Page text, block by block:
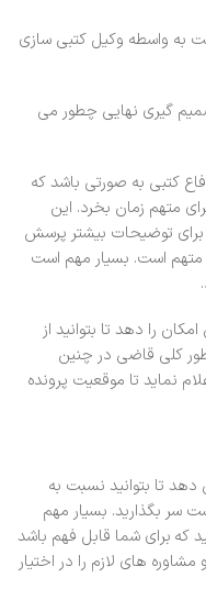
به واسطه وکیل کتبی سازی
گیری نهایی چطور می
کتبی به صورتی باشد که
متهم زمان بخرد. این
برای توضیحات بیشتر پرسش
است. بسیار مهم است
را دهد تا بتوانید از
طور کلی قاضی در چنین
نماید تا موقعیت پرونده
دهد تا بتوانید نسبت به
سر بگذارید. بسیار مهم
که برای شما قابل فهم باشد
های لازم را در اختیار